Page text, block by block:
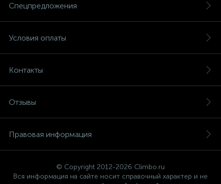
Спецпредложения
Условия оплаты
Контакты
Отзывы
Правовая информация
© Copyright 2012-2026 Climbo.ru
Вся информация на сайте носит справочный характер и не